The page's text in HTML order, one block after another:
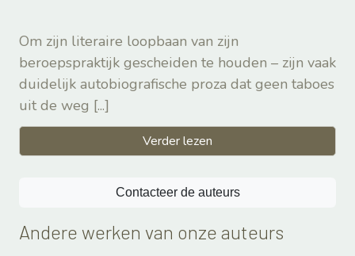
Om zijn literaire loopbaan van zijn
beroepspraktijk gescheiden te houden – zijn vaak
duidelijk autobiografische proza dat geen taboes
uit de weg [...]
Verder lezen
Contacteer de auteurs
Andere werken van onze auteurs